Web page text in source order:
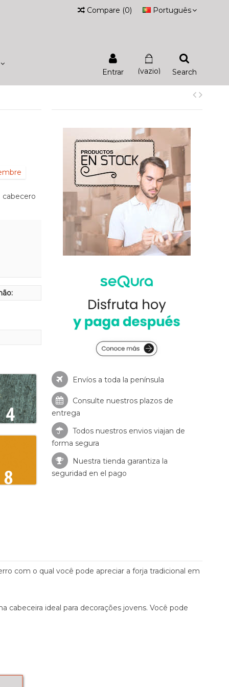
Português
Compare (0)
Search
(vazio)
Entrar
Envíos a toda la península
Consulte nuestros plazos de
entrega
Todos nuestros envios viajan de
forma segura
Nuestra tienda garantiza la
seguridad en el pago
com o qual você pode apreciar a forja tradicional em
cabeceira ideal para decorações jovens. Você pode